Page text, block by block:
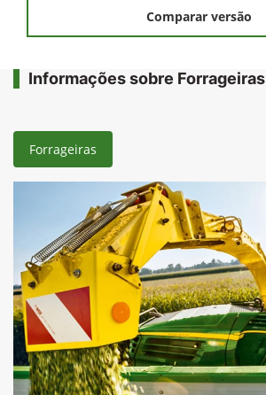
Comparar versão
Informações sobre Forrageiras
Forrageiras